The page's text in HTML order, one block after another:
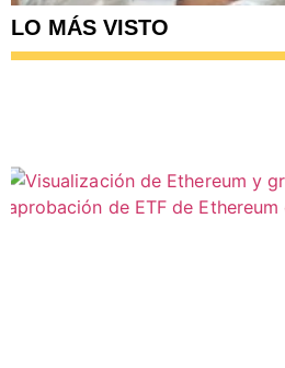
LO MÁS VISTO